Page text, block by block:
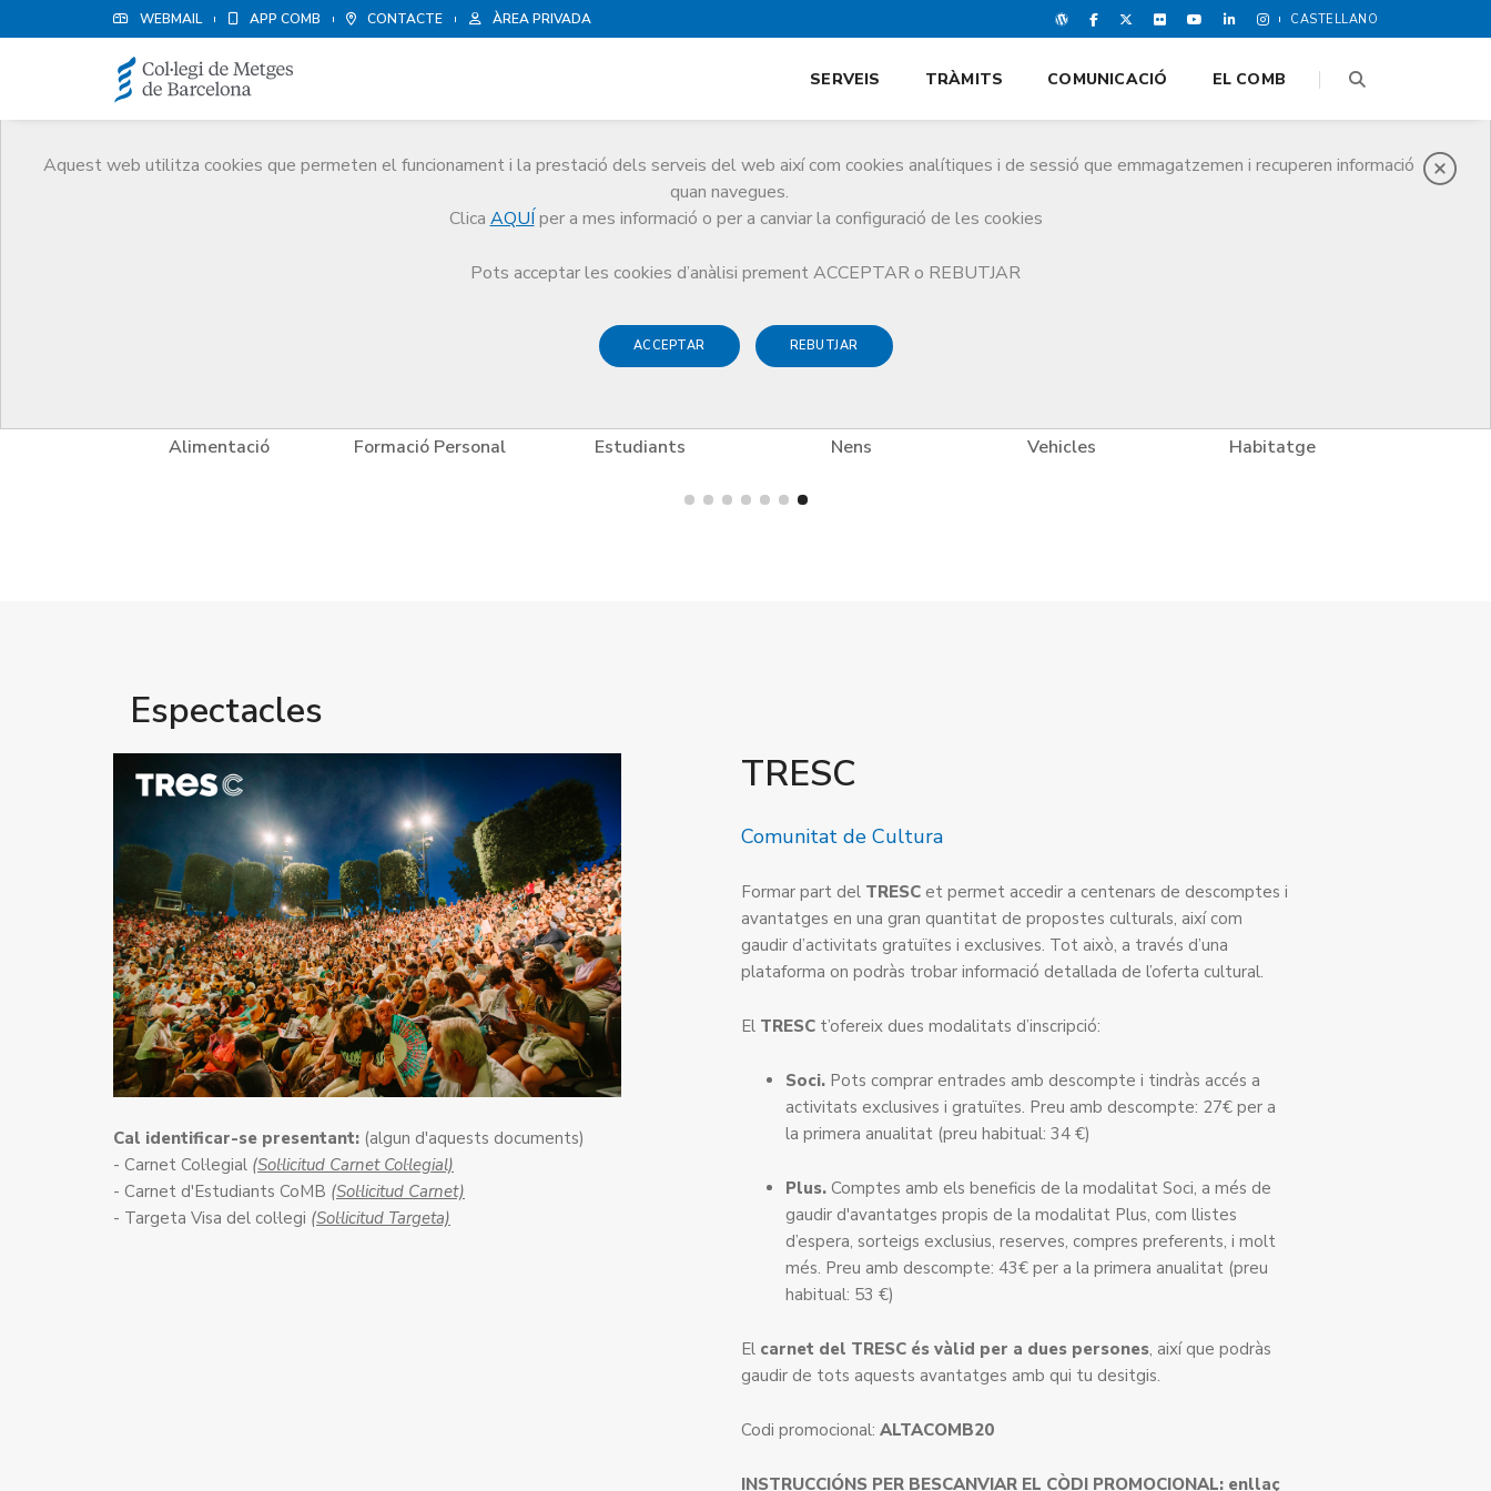
WEBMAIL APP COMB CONTACTE ÀREA PRIVADA CASTELLANO
Aquest web utilitza cookies que permeten el funcionament i la prestació dels serveis del web així com cookies analítiques i de sessió que emmagatzemen i recuperen informació
quan navegues.
Clica AQUÍ per a mes informació o per a canviar la configuració de les cookies
Pots acceptar les cookies d’anàlisi prement ACCEPTAR o REBUTJAR
ACCEPTAR REBUTJAR
SERVEIS TRÀMITS COMUNICACIÓ EL COMB
Avantatges i descomptes Espectacles TRESC
Alimentació Formació Personal Estudiants Nens Vehicles Habitatge
Espectacles
Cal identificar-se presentant: (algun d'aquests documents)
- Carnet Col·legial (Sol·licitud Carnet Col·legial)
- Carnet d'Estudiants CoMB (Sol·licitud Carnet)
- Targeta Visa del col·legi (Sol·licitud Targeta)
TRESC
Comunitat de Cultura
Formar part del TRESC et permet accedir a centenars de descomptes i
avantatges en una gran quantitat de propostes culturals, així com
gaudir d’activitats gratuïtes i exclusives. Tot això, a través d’una
plataforma on podràs trobar informació detallada de l’oferta cultural.
El TRESC t’ofereix dues modalitats d’inscripció:
Soci. Pots comprar entrades amb descompte i tindràs accés a
activitats exclusives i gratuïtes. Preu amb descompte: 27€ per a
la primera anualitat (preu habitual: 34 €)
Plus. Comptes amb els beneficis de la modalitat Soci, a més de
gaudir d'avantatges propis de la modalitat Plus, com llistes
d’espera, sorteigs exclusius, reserves, compres preferents, i molt
més. Preu amb descompte: 43€ per a la primera anualitat (preu
habitual: 53 €)
El carnet del TRESC és vàlid per a dues persones, així que podràs
gaudir de tots aquests avantatges amb qui tu desitgis.
Codi promocional:ALTACOMB20
INSTRUCCIÓNS PER BESCANVIAR EL CÒDI PROMOCIONAL: enllaç